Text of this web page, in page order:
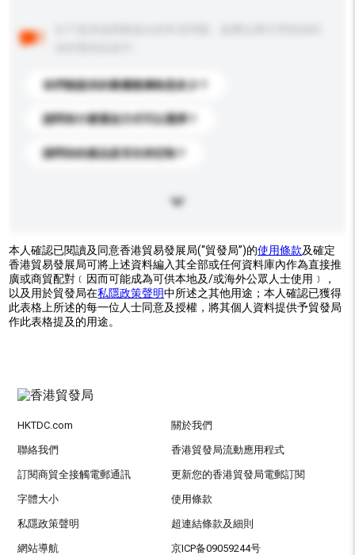
你們能提供的最優惠價格是多少？
請問有什麼運送方式可以選擇？
請問你的產品是否支持定制？
本人確認已閱讀及同意香港貿易發展局(“貿發局”)的使用條款及確定
香港貿易發展局可將上述資料編入其全部或任何資料庫內作為直接推
廣或商貿配對﹝因而可能成為可供本地及/或海外公眾人士使用﹞，
以及用於貿發局在私隱政策聲明中所述之其他用途；本人確認已獲得
此表格上所述的每一位人士同意及授權，將其個人資料提供予貿發局
作此表格提及的用途。
HKTDC.com 關於我們
聯絡我們 香港貿發局流動應用程式
訂閱商貿全接觸電郵通訊 更新您的香港貿發局電郵訂閱
字體大小 使用條款
私隱政策聲明 超連結條款及細則
網站導航 京ICP备09059244号